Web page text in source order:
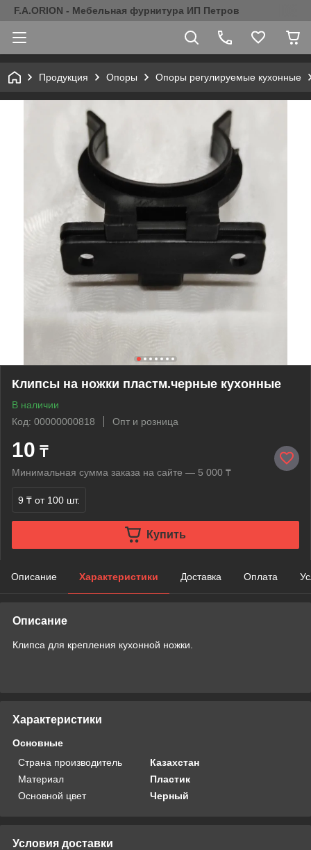
F.A.ORION - Мебельная фурнитура ИП Петров
Продукция Опоры Опоры регулируемые кухонные
Клипсы на ножки пластм.черные кухонные
В наличии
Код: 00000000818
Опт и розница
10 ₸
Минимальная сумма заказа на сайте — 5 000 ₸
9 ₸ от 100 шт.
Купить
Описание Характеристики Доставка Оплата
Описание
Клипса для крепления кухонной ножки.
Характеристики
Основные
Страна производитель
Казахстан
Материал
Пластик
Основной цвет
Черный
Условия доставки